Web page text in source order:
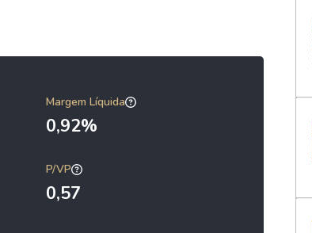
Margem Líquida
0,92%
P/VP
0,57